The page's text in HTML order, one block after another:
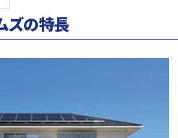
ズの特長